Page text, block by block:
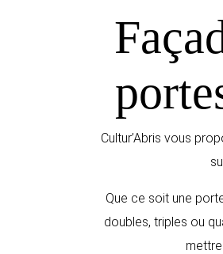
Cultur’Abris vous
Que ce soit une
doubles, triples ou